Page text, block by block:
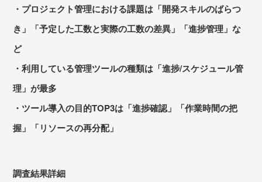
・プロジェクト管理における課題は「開発スキルのばらつ
き」「予定した工数と実際の工数の差異」
「進捗管理」な
ど
・利用している管理ツールの種類は「進捗/スケジュール管
理」が最多
・ツール導入の目的TOP3は「進捗確認」「作業時間の把
握」「リソースの再分配」
調査結果詳細